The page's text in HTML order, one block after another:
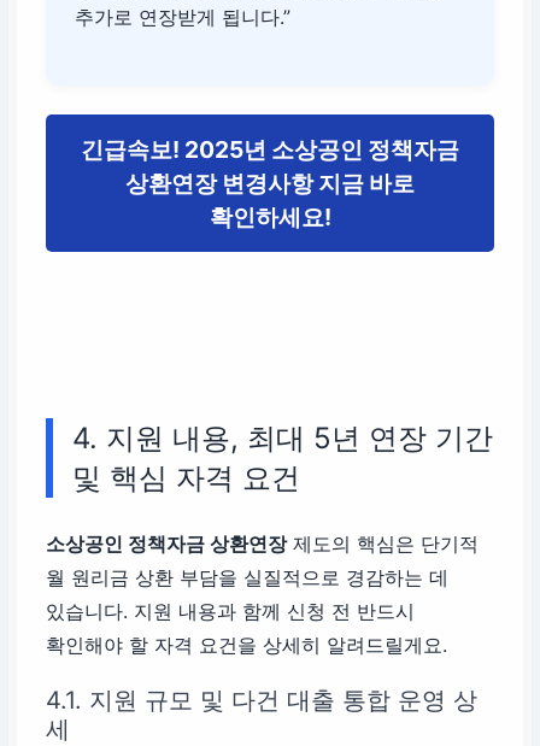
추가로 연장받게 됩니다.”
긴급속보! 2025년 소상공인 정책자금
상환연장 변경사항 지금 바로
확인하세요!
4. 지원 내용, 최대 5년 연장 기간
및 핵심 자격 요건
소상공인 정책자금 상환연장제도의 핵심은 단기적
월 원리금 상환 부담을 실질적으로 경감하는 데
있습니다. 지원 내용과 함께 신청 전 반드시
확인해야 할 자격 요건을 상세히 알려드릴게요.
4.1. 지원 규모 및 다건 대출 통합 운영 상
세